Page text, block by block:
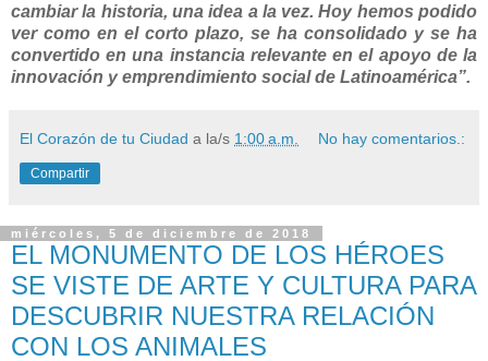
cambiar la historia, una idea a la vez. Hoy hemos podido
ver como en el corto plazo, se ha consolidado y se ha
convertido en una instancia relevante en el apoyo de la
innovación y emprendimiento social de Latinoamérica”.
El Corazón de tu Ciudad a la/s 1:00 a.m. No hay comentarios.:
Compartir
miércoles, 5 de diciembre de 2018
EL MONUMENTO DE LOS HÉROES
SE VISTE DE ARTE Y CULTURA PARA
DESCUBRIR NUESTRA RELACIÓN
CON LOS ANIMALES